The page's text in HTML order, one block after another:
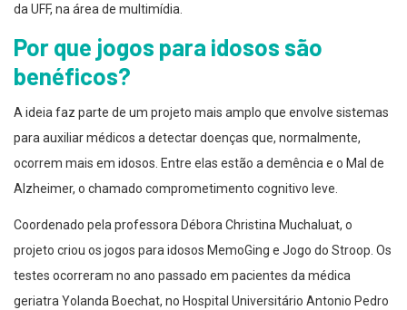
da UFF, na área de multimídia.
Por que jogos para idosos são
benéficos?
A ideia faz parte de um projeto mais amplo que envolve sistemas
para auxiliar médicos a detectar doenças que, normalmente,
ocorrem mais em idosos. Entre elas estão a demência e o Mal de
Alzheimer, o chamado comprometimento cognitivo leve.
Coordenado pela professora Débora Christina Muchaluat, o
projeto criou os jogos para idosos MemoGing e Jogo do Stroop. Os
testes ocorreram no ano passado em pacientes da médica
geriatra Yolanda Boechat, no Hospital Universitário Antonio Pedro